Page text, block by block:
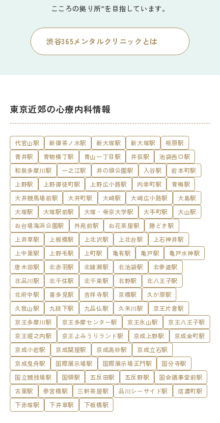
こころの拠り所”を目指しています。
渋谷365メンタルクリニックとは
東京近郊の心療内科情報
代官山駅 新御茶ノ水駅 新大塚駅 新大塚駅
相原駅
青井駅
青物横丁駅 青山一丁目駅 井荻駅
池袋西口駅
和泉多摩川駅
一之江駅 井の頭公園駅 入谷駅
岩本町駅
上野駅
上野御徒町駅 上野広小路駅 内幸町駅
青梅駅
大井競馬場前駅
大井町駅 大崎駅 大崎広小路駅
大島駅
大塚駅
大塚駅前駅 大塚・帝京大学駅 大手町駅
大山駅
お台場海浜公園駅
外苑前駅 お花茶屋駅
勝どき駅
上井草駅
上板橋駅 上北沢駅 上北台駅
上石神井駅
上中里駅
上野毛駅 上町駅 亀有駅 亀戸駅
亀戸水神駅
唐木田駅
北赤羽駅 北綾瀬駅 北池袋駅
北参道駅
北品川駅
北千住駅 北千束駅 北野駅
北八王子駅
北府中駅
喜多見駅 吉祥寺駅 京橋駅
久が原駅
久我山駅
九段下駅 九品仏駅 久米川駅
京王片倉駅
京王多摩川駅
京王多摩センター駅 京王永山駅
京王八王子駅
京王堀之内駅
京王よみうりランド駅 京成上野駅
京成金町駅
京成小岩駅
京成関屋駅 京成高砂駅
京成立石駅
京成曳舟駅
国際展示場駅 国際展示場正門駅
国分寺駅
国立競技場駅
国領駅 五反田駅 五反野駅
国会議事堂前駅
古里駅
参宮橋駅 三軒茶屋駅 品川シーサイド駅
信濃町駅
下赤塚駅
下井草駅 下板橋駅